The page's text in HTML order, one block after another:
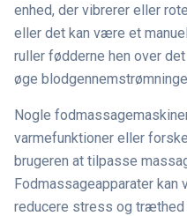
enhed, der vibrerer eller
eller det kan være et
ruller fødderne hen over
øge
Nogle
varmefunktioner eller
brugeren at tilpasse
Fodmassageapparater
reducere stress og